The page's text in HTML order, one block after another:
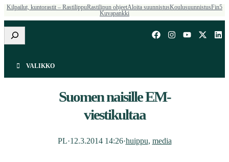
Kilpailut, kuntorastit – RastilippuRastilipun ohjeetAloita suunnistusKoulusuunnistusFin5
Kuvapankki
Etsi
VALIKKO
Suomen naisille EM-
viestikultaa
PL·12.3.2014 14:26·huippu, media